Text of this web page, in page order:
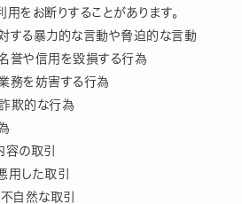
をお断りすることがあります。
する暴力的な言動や脅迫的な言動
誉や信用を毀損する行為
務を妨害する行為
欺的な行為
の取引
した取引
自然な取引